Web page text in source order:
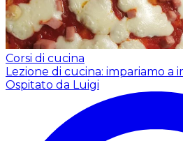
Corsi di cucina
Lezione di cucina: impariamo a
Ospitato da Luigi